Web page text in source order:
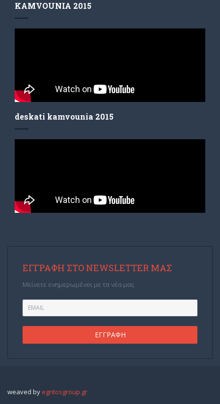
KAMVOUNIA 2015
deskati kamvounia 2015
ΕΓΓΡΑΦΉ ΣΤΟ NEWSLETTER ΜΑΣ
Μείνετε ενημερωμένοι με τα νέα μας
weaved by egritosgroup.gr